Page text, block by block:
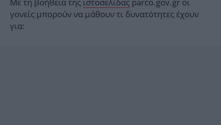
Με τη βοήθεια της ιστοσελίδας parco.gov.gr οι
γονείς μπορούν να μάθουν τι δυνατότητες έχουν
για: